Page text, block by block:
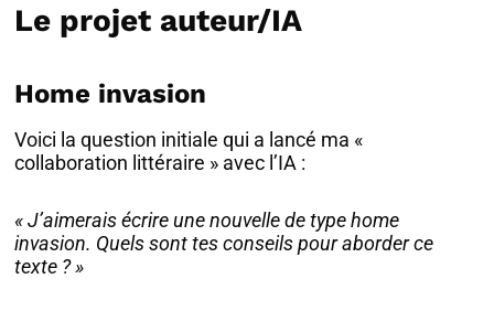
Le projet auteur/IA
Home invasion
Voici la question initiale qui a lancé ma «
collaboration littéraire » avec l’IA :
« J’aimerais écrire une nouvelle de type home
invasion. Quels sont tes conseils pour aborder ce
texte ? »